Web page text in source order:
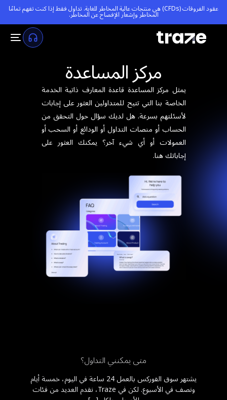
عقود الفروقات (CFDs) هي منتجات عالية المخاطر للغاية. تداول فقط إذا كنت تفهم تمامًا
المخاطر وإشعار الإفصاح عن المخاطر.
مركز المساعدة
يمثل مركز المساعدة قاعدة المعارف ذاتية الخدمة
الخاصة بنا التي تتيح للمتداولين العثور على إجابات
لأسئلتهم بسرعة. هل لديك سؤال حول التحقق من
الحساب أو منصات التداول أو الودائع أو السحب أو
العمولات أو أي شيء آخر؟ يمكنك العثور على
إجاباتك هنا.
متى يمكنني التداول؟
يشتهر سوق الفوركس بالعمل 24 ساعة في اليوم، خمسة أيام
ونصف في الأسبوع. لكن في Traze، نقدم العديد من فئات